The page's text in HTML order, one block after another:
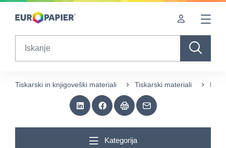
Table Of Content
Tiskarski in knjigoveški materiali Tiskarski materiali
Kategorija